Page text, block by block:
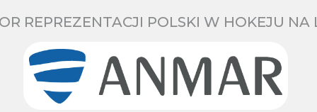
REPREZENTACJI POLSKI W HOKEJU NA